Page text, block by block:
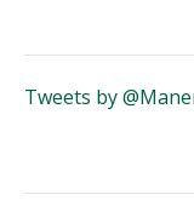
Tweets by